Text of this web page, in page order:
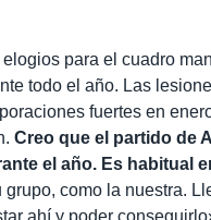
elogios para el cuadro
todo el año. Las
fuertes en
Creo que el partido de
el año. Es habitual
grupo, como la nuestra.
ahí y poder